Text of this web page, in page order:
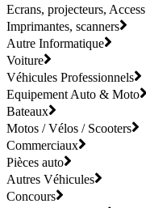
Ecrans, projecteurs, Access
Imprimantes, scanners
Autre Informatique
Voiture
Véhicules Professionnels
Equipement Auto & Moto
Bateaux
Motos / Vélos / Scooters
Commerciaux
Pièces auto
Autres Véhicules
Concours